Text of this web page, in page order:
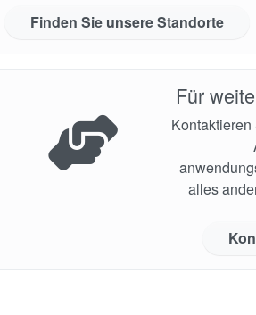
Finden Sie unsere Standorte
Für
alles